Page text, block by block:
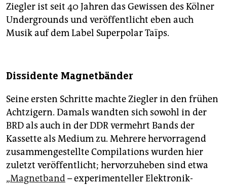
Ziegler ist seit 40 Jahren das Gewissen des Kölner
Undergrounds und veröffentlicht eben auch
Musik auf dem Label Superpolar Taïps.
Dissidente Magnetbänder
Seine ersten Schritte machte Ziegler in den frühen
Achtzigern. Damals wandten sich sowohl in der
BRD als auch in der DDR vermehrt Bands der
Kassette als Medium zu. Mehrere hervorragend
zusammengestellte Compilations wurden hier
zuletzt veröffentlicht; hervorzuheben sind etwa
„Mag­netband– experimenteller Elektronik-